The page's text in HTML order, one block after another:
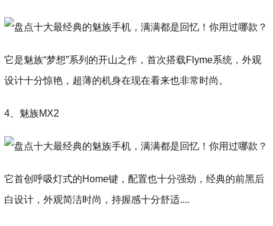
它是魅族“梦想”系列的开山之作，首次搭载Flyme系统，外观
设计十分惊艳，超薄的机身在现在看来也非常时尚。
4、魅族MX2
它首创呼吸灯式的Home键，配置也十分强劲，经典的前黑后
白设计，外观简洁时尚，持握感十分舒适....